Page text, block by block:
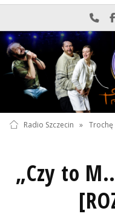
Radio Szczecin » Trochę
„Czy to